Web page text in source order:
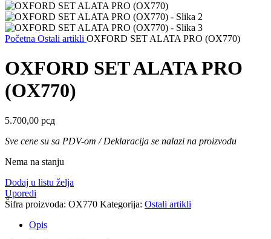
Početna Ostali artikli OXFORD SET ALATA PRO (OX770)
OXFORD SET ALATA PRO
(OX770)
5.700,00 рсд
Sve cene su sa PDV-om / Deklaracija se nalazi na proizvodu
Nema na stanju
Dodaj u listu želja
Uporedi
Šifra proizvoda: OX770 Kategorija: Ostali artikli
Opis